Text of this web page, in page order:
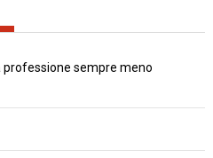
professione sempre meno